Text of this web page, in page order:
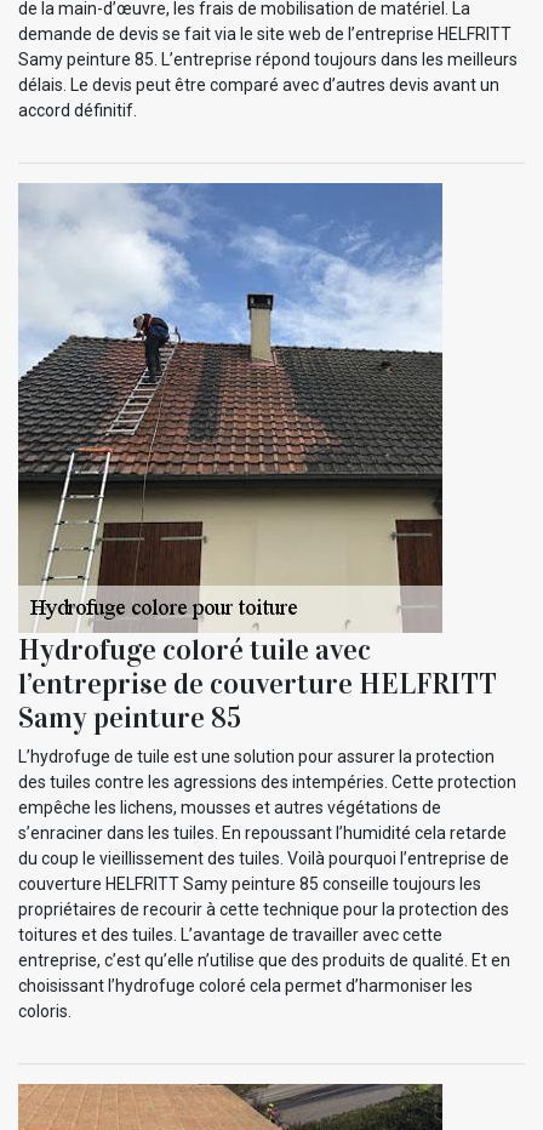
de la main-d’œuvre, les frais de mobilisation de matériel. La
demande de devis se fait via le site web de l’entreprise HELFRITT
Samy peinture 85. L’entreprise répond toujours dans les meilleurs
délais. Le devis peut être comparé avec d’autres devis avant un
accord définitif.
Hydrofuge coloré tuile avec
l’entreprise de couverture HELFRITT
Samy peinture 85
L’hydrofuge de tuile est une solution pour assurer la protection
des tuiles contre les agressions des intempéries. Cette protection
empêche les lichens, mousses et autres végétations de
s’enraciner dans les tuiles. En repoussant l’humidité cela retarde
du coup le vieillissement des tuiles. Voilà pourquoi l’entreprise de
couverture HELFRITT Samy peinture 85 conseille toujours les
propriétaires de recourir à cette technique pour la protection des
toitures et des tuiles. L’avantage de travailler avec cette
entreprise, c’est qu’elle n’utilise que des produits de qualité. Et en
choisissant l’hydrofuge coloré cela permet d’harmoniser les
coloris.